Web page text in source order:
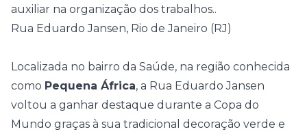
auxiliar na organização dos trabalhos..
Rua Eduardo Jansen, Rio de Janeiro (RJ)
Localizada no bairro da Saúde, na região conhecida
como Pequena África, a Rua Eduardo Jansen
voltou a ganhar destaque durante a Copa do
Mundo graças à sua tradicional decoração verde e